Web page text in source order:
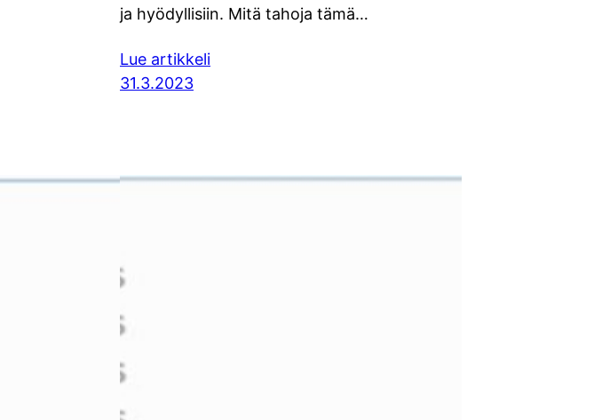
ja hyödyllisiin. Mitä tahoja tämä…
Lue artikkeli
31.3.2023